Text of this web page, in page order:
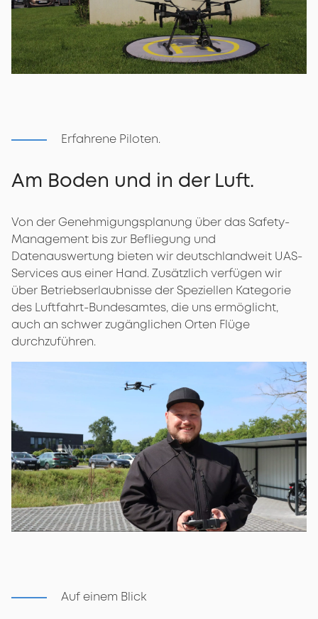
Erfahrene Piloten.
Am Boden und in der Luft.
Von der Genehmigungsplanung über das Safety-
Management bis zur Befliegung und
Datenauswertung bieten wir deutschlandweit UAS-
Services aus einer Hand. Zusätzlich verfügen wir
über Betriebserlaubnisse der Speziellen Kategorie
des Luftfahrt-Bundesamtes, die uns ermöglicht,
auch an schwer zugänglichen Orten Flüge
durchzuführen.
Auf einem Blick